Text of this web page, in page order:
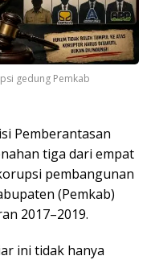
gedung Pemkab
Pemberantasan
tiga dari empat
pembangunan
(Pemkab)
2017–2019.
ini tidak hanya